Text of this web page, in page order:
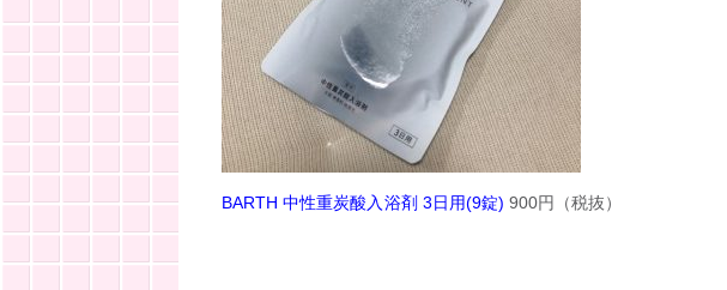
BARTH 中性重炭酸入浴剤 3日用(9錠) 900円（税抜）